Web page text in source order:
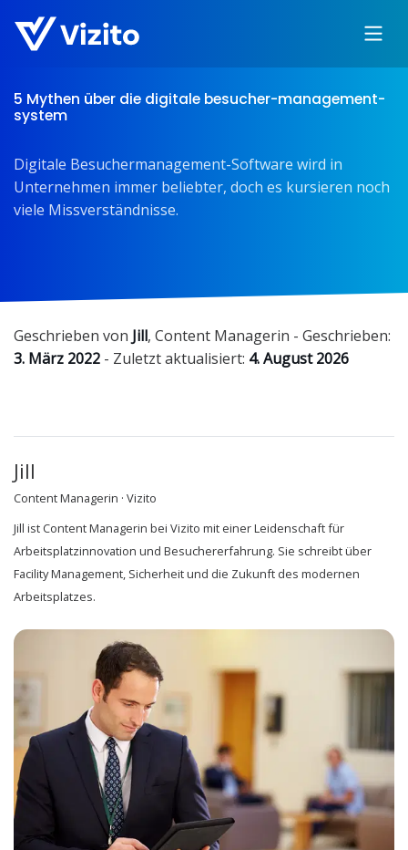
5 Mythen über die digitale besucher-management-
system
Digitale Besuchermanagement-Software wird in
Unternehmen immer beliebter, doch es kursieren noch
viele Missverständnisse.
Geschrieben von Jill, Content Managerin - Geschrieben:
3. März 2022 - Zuletzt aktualisiert: 4. August 2026
Jill
Content Managerin · Vizito
Jill ist Content Managerin bei Vizito mit einer Leidenschaft für
Arbeitsplatzinnovation und Besuchererfahrung. Sie schreibt über
Facility Management, Sicherheit und die Zukunft des modernen
Arbeitsplatzes.